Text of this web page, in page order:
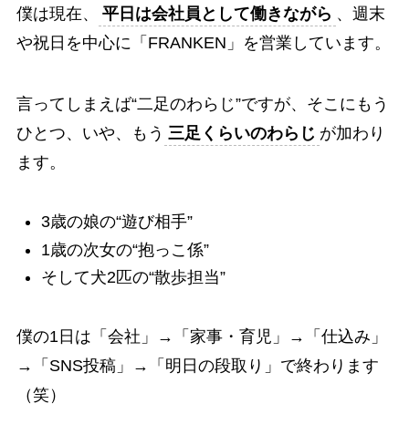
僕は現在、 平日は会社員として働きながら 、週末
や祝日を中心に「FRANKEN」を営業しています。
言ってしまえば“二足のわらじ”ですが、そこにもう
ひとつ、いや、もう 三足くらいのわらじ が加わり
ます。
3歳の娘の“遊び相手”
1歳の次女の“抱っこ係”
そして犬2匹の“散歩担当”
僕の1日は「会社」→「家事・育児」→「仕込み」
→「SNS投稿」→「明日の段取り」で終わります
（笑）